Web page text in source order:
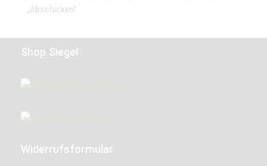
„Abschicken“.
Shop Siegel
Widerrufsformular